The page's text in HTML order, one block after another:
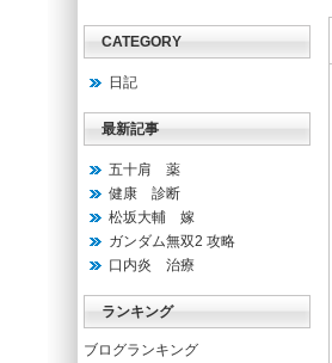
CATEGORY
日記
最新記事
五十肩 薬
健康 診断
松坂大輔 嫁
ガンダム無双2 攻略
口内炎 治療
ランキング
ブログランキング